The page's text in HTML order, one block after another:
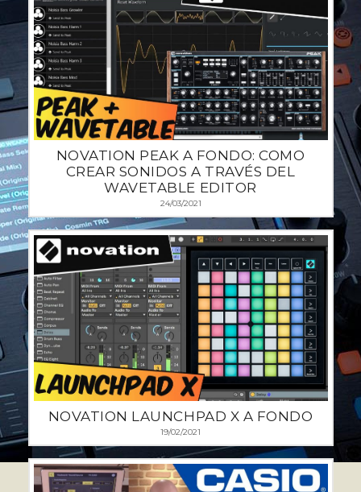
NOVATION PEAK A FONDO: COMO
CREAR SONIDOS A TRAVÉS DEL
WAVETABLE EDITOR
24/03/2021
NOVATION LAUNCHPAD X A FONDO
19/02/2021